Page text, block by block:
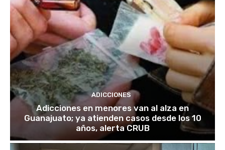
ADICCIONES
Adicciones en menores van al alza en
Guanajuato; ya atienden casos desde los 10
años, alerta CRUB